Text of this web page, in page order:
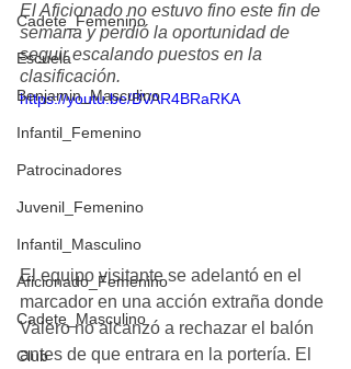
Cadete_Femenino
Escuela
Benjamin_Masculino
Infantil_Femenino
Patrocinadores
Juvenil_Femenino
Infantil_Masculino
Aficionado_Femenino
Cadete_Masculino
Club
El Aficionado no estuvo fino este fin de
semana y perdió la oportunidad de
seguir escalando puestos en la
clasificación.
https://youtu.be/BVAR4BRaRKA
El equipo visitante se adelantó en el
marcador en una acción extraña donde
Valero no alcanzó a rechazar el balón
antes de que entrara en la portería. El